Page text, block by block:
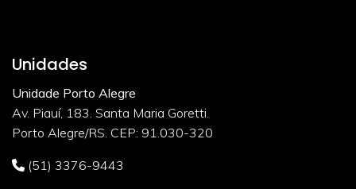
Unidades
Unidade Porto Alegre
Av. Piauí, 183. Santa Maria Goretti.
Porto Alegre/RS. CEP: 91.030-320
(51) 3376-9443